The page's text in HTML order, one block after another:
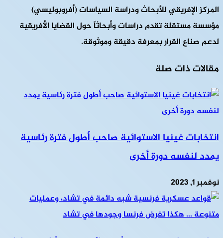
المركز الإفريقي للأبحاث ودراسة السياسات (أفروبوليسي)
مؤسسة مستقلة تقدم دراسات وأبحاثاً حول القضايا الأفريقية
لدعم صناع القرار بمعرفة دقيقة وموثوقة.
مقالات ذات صلة
انتخابات غينيا الاستوائية صاحب أطول فترة رئاسية
يمدد لنفسه دورة أخرى
نوفمبر 1, 2023